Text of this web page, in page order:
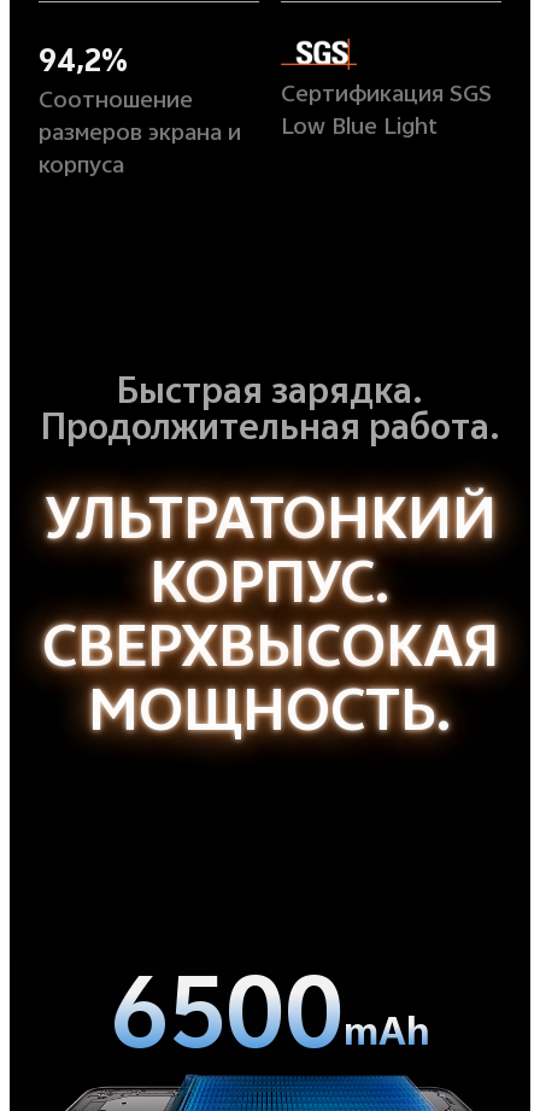
94,2%
Соотношение
размеров экрана и
корпуса
Сертификация SGS
Low Blue Light
Быстрая зарядка.
Продолжительная работа.
УЛЬТРАТОНКИЙ
КОРПУС.
СВЕРХВЫСОКАЯ
МОЩНОСТЬ.
6500mAh